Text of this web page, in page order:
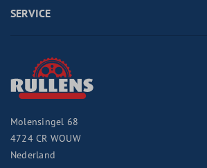
SERVICE
Molensingel 68
4724 CR WOUW
Nederland